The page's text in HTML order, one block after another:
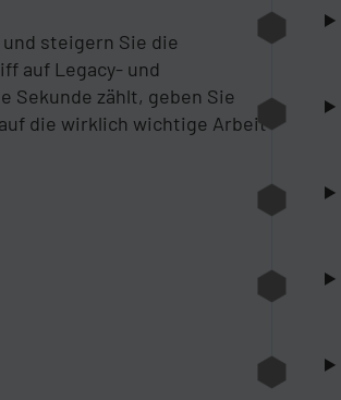
steigern Sie die
auf Legacy- und
Sekunde zählt, geben Sie
die wirklich wichtige Arbeit